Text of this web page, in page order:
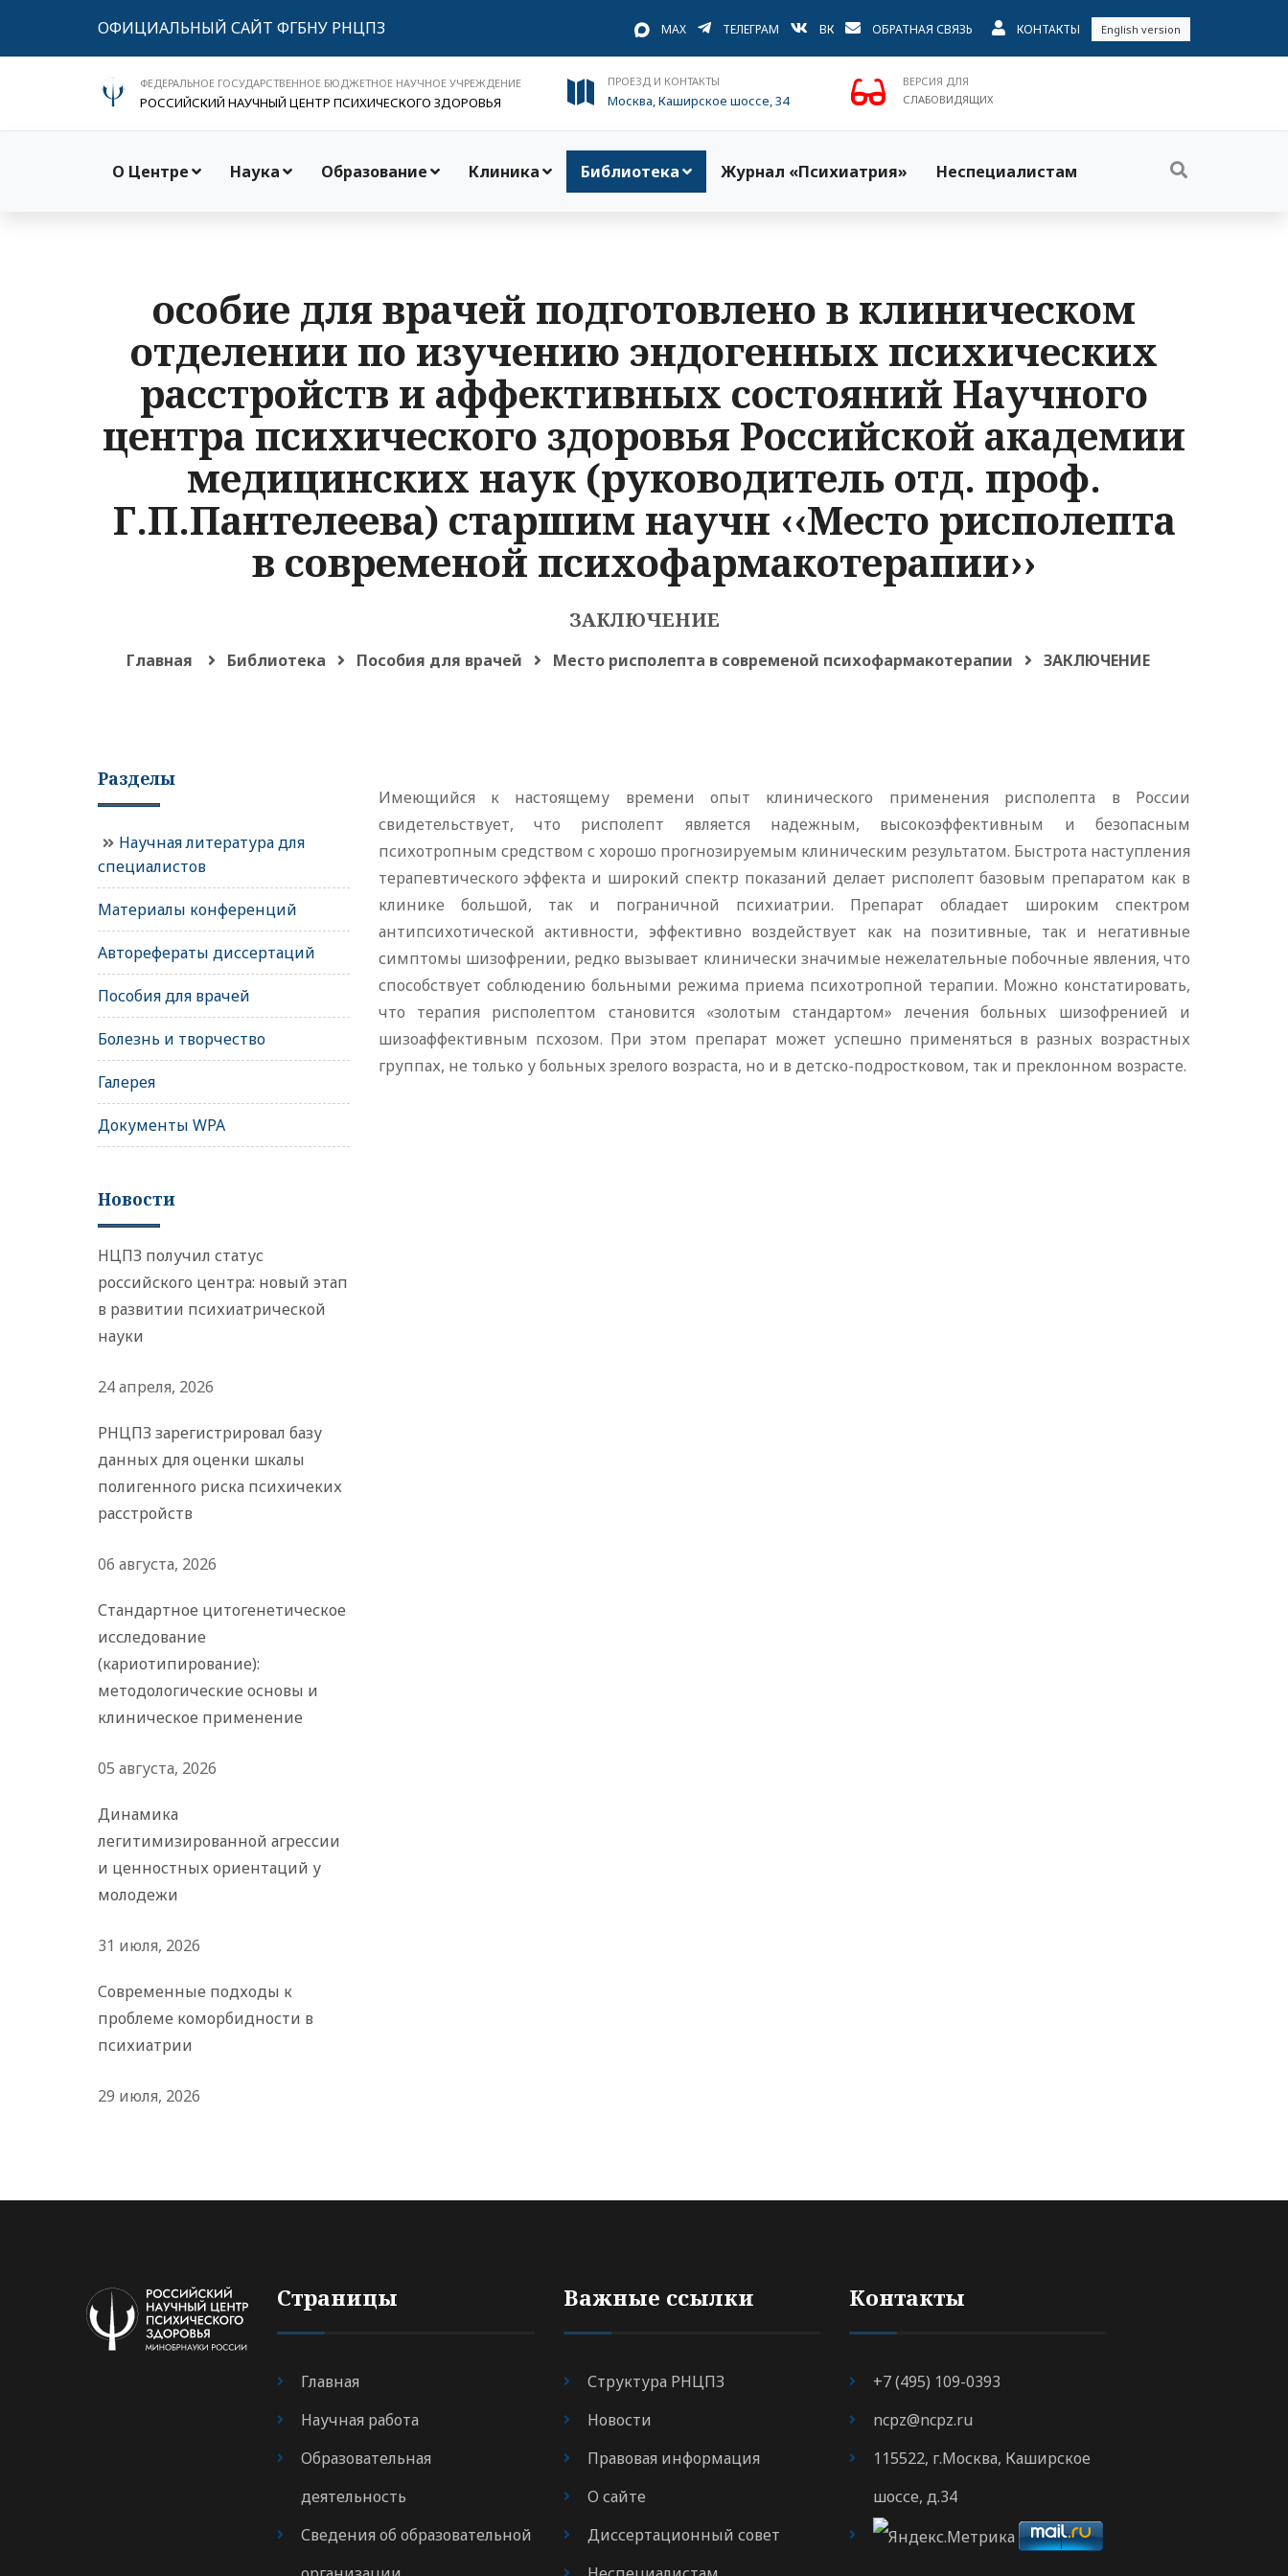
ОФИЦИАЛЬНЫЙ САЙТ ФГБНУ РНЦПЗ MAX ТЕЛЕГРАМ ВК ОБРАТНАЯ СВЯЗЬ КОНТАКТЫ English version
ФЕДЕРАЛЬНОЕ ГОСУДАРСТВЕННОЕ БЮДЖЕТНОЕ НАУЧНОЕ УЧРЕЖДЕНИЕ
РОССИЙСКИЙ НАУЧНЫЙ ЦЕНТР ПСИХИЧЕСКОГО ЗДОРОВЬЯ
ПРОЕЗД И КОНТАКТЫ
Москва, Каширское шоссе, 34
ВЕРСИЯ ДЛЯ
СЛАБОВИДЯЩИХ
О Центре Наука Образование Клиника Библиотека Журнал «Психиатрия» Неспециалистам
особие для врачей подготовлено в клиническом
отделении по изучению эндогенных психических
расстройств и аффективных состояний Научного
центра психического здоровья Российской академии
медицинских наук (руководитель отд. проф.
Г.П.Пантелеева) старшим научн ‹‹Место рисполепта
в современой психофармакотерапии››
ЗАКЛЮЧЕНИЕ
Главная Библиотека Пособия для врачей Место рисполепта в современой психофармакотерапии ЗАКЛЮЧЕНИЕ
Имеющийся к настоящему времени опыт клинического применения рисполепта в России
свидетельствует, что рисполепт является надежным, высокоэффективным и безопасным
психотропным средством с хорошо прогнозируемым клиническим результатом. Быстрота наступления
терапевтического эффекта и широкий спектр показаний делает рисполепт базовым препаратом как в
клинике большой, так и пограничной психиатрии. Препарат обладает широким спектром
антипсихотической активности, эффективно воздействует как на позитивные, так и негативные
симптомы шизофрении, редко вызывает клинически значимые нежелательные побочные явления, что
способствует соблюдению больными режима приема психотропной терапии. Можно констатировать,
что терапия рисполептом становится «золотым стандартом» лечения больных шизофренией и
шизоаффективным псхозом. При этом препарат может успешно применяться в разных возрастных
группах, не только у больных зрелого возраста, но и в детско-подростковом, так и преклонном возрасте.
Разделы
Научная литература для
специалистов
Материалы конференций
Авторефераты диссертаций
Пособия для врачей
Болезнь и творчество
Галерея
Документы WPA
Новости
НЦПЗ получил статус
российского центра: новый этап
в развитии психиатрической
науки
24 апреля, 2026
РНЦПЗ зарегистрировал базу
данных для оценки шкалы
полигенного риска психичеких
расстройств
06 августа, 2026
Стандартное цитогенетическое
исследование
(кариотипирование):
методологические основы и
клиническое применение
05 августа, 2026
Динамика
легитимизированной агрессии
и ценностных ориентаций у
молодежи
31 июля, 2026
Современные подходы к
проблеме коморбидности в
психиатрии
29 июля, 2026
Страницы
Главная
Научная работа
Образовательная
деятельность
Сведения об образовательной
Важные ссылки
Структура РНЦПЗ
Новости
Правовая информация
О сайте
Диссертационный совет
Контакты
+7 (495) 109-0393
ncpz@ncpz.ru
115522, г.Москва, Каширское
шоссе, д.34